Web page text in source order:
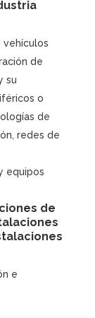
vehículos
de
su
o
de
redes de
equipos
de
e